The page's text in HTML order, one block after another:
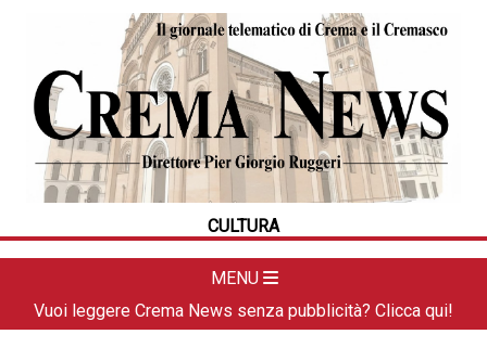
CULTURA
MENU
HOME
CRONACA
POLITICA
LA FOTO
DAL TERRITORIO
APPUNTAMENTI
Vuoi leggere Crema News senza pubblicità? Clicca qui!